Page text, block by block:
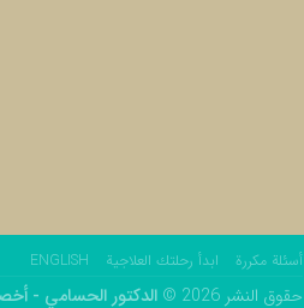
أسئلة مكررة ابدأ رحلتك العلاجية ENGLISH
حقوق النشر 2026 © الدكتور الحسامي -